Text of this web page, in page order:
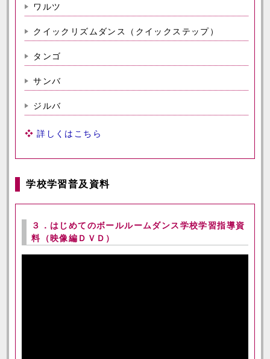
ワルツ
クイックリズムダンス（クイックステップ）
タンゴ
サンバ
ジルバ
詳しくはこちら
学校学習普及資料
３．はじめてのボールルームダンス学校学習指導資
料（映像編ＤＶＤ）